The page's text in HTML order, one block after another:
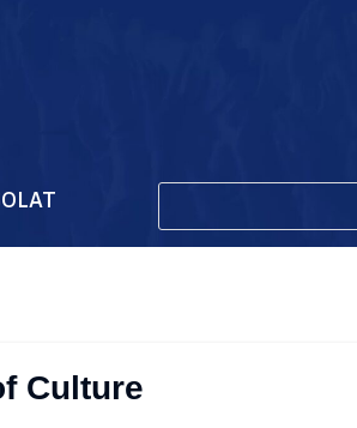
Culture